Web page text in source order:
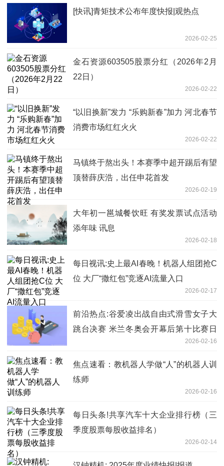
[快讯]青矩技术公布年度快报|观热点
2026-02-25
金石资源603505股票分红（2026年2月
22日）
2026-02-22
“以旧换新”发力 “乐购新春”加力 河北春节
消费市场红红火火
2026-02-22
马镇终于熬出头！本赛季中超开踢后有望
顶替薛庆浩，出任申花首发
2026-02-19
大年初一邕城餐饮旺 有奖发票试点活动
添年味 讯息
2026-02-18
每日视讯:史上最AI春晚！机器人组团抢C
位 大厂“撒红包”竞逐AI流量入口
2026-02-17
前沿热点:谷爱凌出战自由式滑雪女子大
跳台决赛 米兰冬奥会开幕后第十比赛日
2026-02-16
焦点速看：教机器人学做“人”的机器人训
练师
2026-02-16
每日头条!共享汽车十大企业排行榜（三
季度股票每股收益排名）
2026-02-14